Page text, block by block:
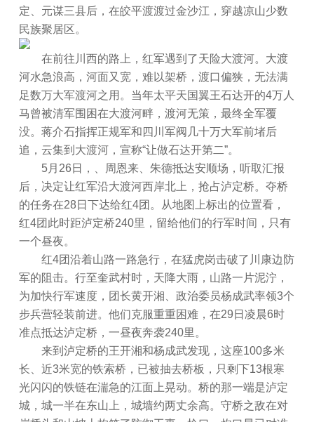
定、元谋三县后，在皎平渡渡过金沙江，穿越凉山少数
民族聚居区。
在前往川西的路上，红军遇到了天险大渡河。大渡
河水急浪高，河面又宽，难以架桥，渡口偏狭，无法满
足数万大军渡河之用。当年太平天国翼王石达开的4万人
马曾被清军围困在大渡河畔，渡河无策，最终全军覆
没。蒋介石指挥正规军和四川军阀几十万大军前堵后
追，云集到大渡河，宣称“让做石达开第二”。
5月26日，、周恩来、朱德抵达安顺场，听取汇报
后，决定让红军沿大渡河西岸北上，抢占泸定桥。夺桥
的任务在28日下达给红4团。从地图上标出的位置看，
红4团此时距泸定桥240里，留给他们的行军时间，只有
一个昼夜。
红4团沿着山路一路急行，在猛虎岗击破了川康边防
军的阻击。行至奎武村时，天降大雨，山路一片泥泞，
为加快行军速度，团长黄开湘、政治委员杨成武率领3个
步兵营轻装前进。他们克服重重困难，在29日凌晨6时
准点抵达泸定桥，一昼夜奔袭240里。
来到泸定桥的王开湘和杨成武发现，这座100多米
长、近3米宽的铁索桥，已被抽去桥板，只剩下13根寒
光闪闪的铁链在湍急的江面上晃动。桥的那一端是泸定
城，城一半在东山上，城墙约两丈余高。守桥之敌在对